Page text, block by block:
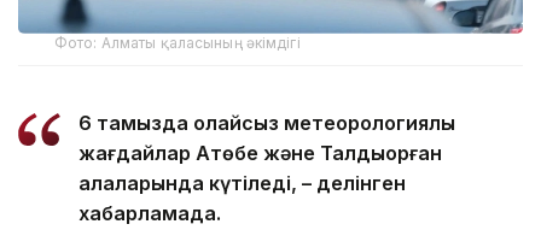
Фото: Алматы қаласының әкімдігі
6 тамызда қолайсыз метеорологиялық
жағдайлар Ақтөбе және Талдықорған
қалаларында күтіледі, – делінген
хабарламада.